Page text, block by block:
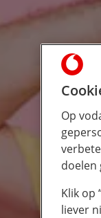
Op
doelen
Klik op
liever